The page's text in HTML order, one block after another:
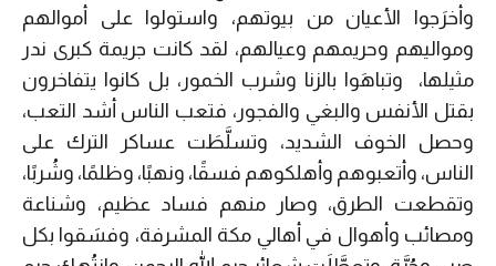
وأخرَجوا الأعيان من بيوتهم، واستولوا على أموالهم
ومواليهم وحريمهم وعيالهم، لقد كانت جريمة كبرى ندر
مثيلها، وتباهَوا بالزنا وشرب الخمور، بل كانوا يتفاخرون
بقتل الأنفس والبغي والفجور، فتعب الناس أشد التعب،
وحصل الخوف الشديد، وتسلَّطَت عساكر الترك على
الناس، وأتعبوهم وأهلكوهم فسقًا، ونهبًا، وظلمًا، وشُربًا،
وتقطعت الطرق، وصار منهم فساد عظيم، وشناعة
ومصائب وأهوال في أهالي مكة المشرفة، وفسَقوا بكل